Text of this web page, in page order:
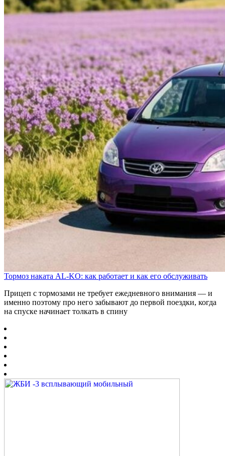
Тормоз наката AL-KO: как работает и как его обслуживать
Прицеп с тормозами не требует ежедневного внимания — и
именно поэтому про него забывают до первой поездки, когда
на спуске начинает толкать в спину